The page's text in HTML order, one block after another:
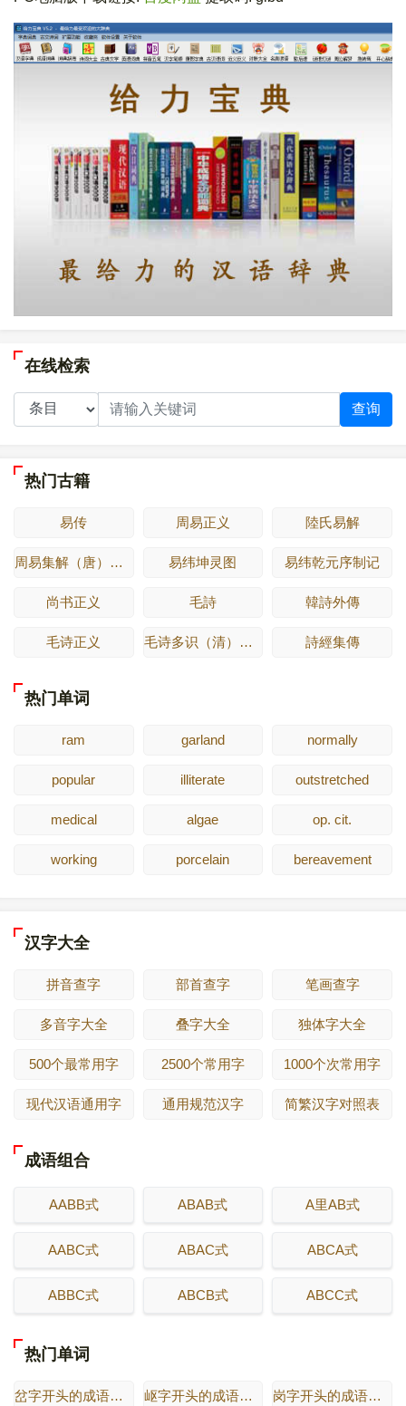
在线检索
查询
热门古籍
易传 周易正义 陸氏易解
周易集解（唐）李鼎祚 易纬坤灵图 易纬乾元序制记
尚书正义 毛詩 韓詩外傳
毛诗正义 毛诗多识（清）多隆阿 詩經集傳
热门单词
ram garland normally
popular illiterate outstretched
medical algae op. cit.
working porcelain bereavement
汉字大全
拼音查字 部首查字 笔画查字
多音字大全 叠字大全 独体字大全
500个最常用字 2500个常用字 1000个次常用字
现代汉语通用字 通用规范汉字 简繁汉字对照表
成语组合
AABB式 ABAB式 A里AB式
AABC式 ABAC式 ABCA式
ABBC式 ABCB式 ABCC式
热门单词
岔字开头的成语有哪些 岖字开头的成语有哪些 岗字开头的成语有哪些